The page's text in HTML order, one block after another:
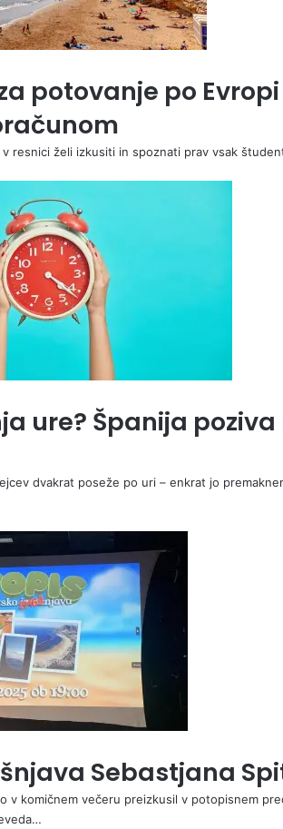
potovanje po Evropi
resnici želi izkusiti in spoznati prav vsak
ure? Španija poziva
dvakrat poseže po uri – enkrat jo
Sebastjana
v komičnem večeru preizkusil v potopisnem